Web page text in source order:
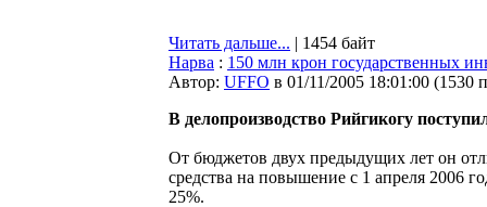
Читать дальше... | 1454 байт
Нарва : 150 млн крон государственных
Автор: UFFO в 01/11/2005 18:01:00 (1530
В делопроизводство Рийгикогу
От бюджетов двух предыдущих лет он
средства на повышение с 1 апреля 2006
25%.